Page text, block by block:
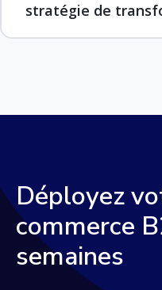
stratégie de
Déployez
commerce
semaines